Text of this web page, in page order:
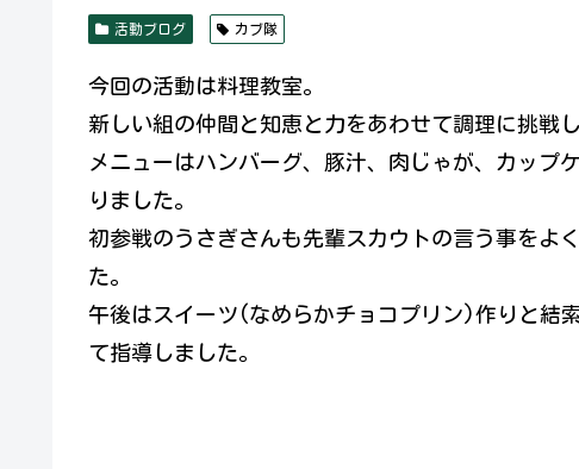
活動ブログ カブ隊
今回の活動は料理教室。
新しい組の仲間と知恵と力をあわせて調理に挑戦し
メニューはハンバーグ、豚汁、肉じゃが、カップ
りました。
初参戦のうさぎさんも先輩スカウトの言う事をよ
た。
午後はスイーツ(なめらかチョコプリン)作りと結
て指導しました。